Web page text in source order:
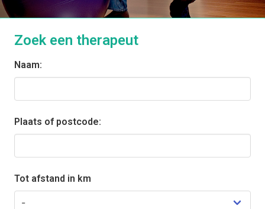
Zoek een therapeut
Naam:
Plaats of postcode:
Tot afstand in km